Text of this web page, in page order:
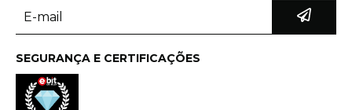
SEGURANÇA E CERTIFICAÇÕES